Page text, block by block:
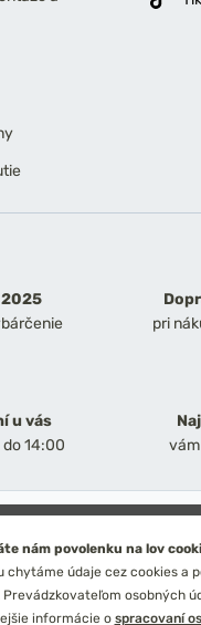
pri
u vás
14:00
Obchodné podmienky
Ochrana osobných údajov
Technické riešenie: Simplia
Strategický dizajn: Petr
nám povolenku na lov
chytáme údaje cez cookies a
Prevádzkovateľom osobných
informácie o spracovaní